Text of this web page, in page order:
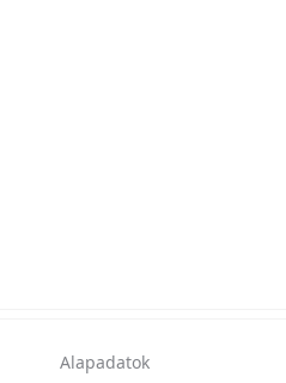
Alapadatok